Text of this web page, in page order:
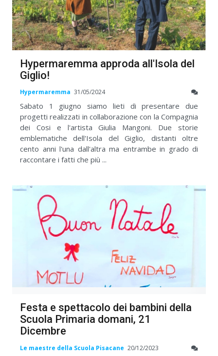
Hypermaremma approda all'Isola del
Giglio!
Hypermaremma 31/05/2024
Sabato 1 giugno siamo lieti di presentare due
progetti realizzati in collaborazione con la Compagnia
dei Cosi e l'artista Giulia Mangoni. Due storie
emblematiche dell'Isola del Giglio, distanti oltre
cento anni l'una dall'altra ma entrambe in grado di
raccontare i fatti che più ...
Festa e spettacolo dei bambini della
Scuola Primaria domani, 21
Dicembre
Le maestre della Scuola Pisacane 20/12/2023